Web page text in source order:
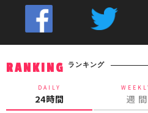
RANKING ランキング
DAILY
24時間 週 間